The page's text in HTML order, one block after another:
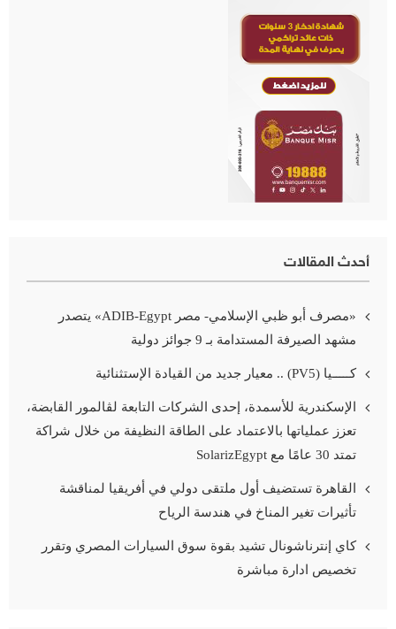
أحدث المقالات
«مصرف أبو ظبي الإسلامي- مصر ADIB-Egypt» يتصدر
مشهد الصيرفة المستدامة بـ 9 جوائز دولية
كـــــيا (PV5) .. معيار جديد من القيادة الإستثنائية
الإسكندرية للأسمدة، إحدى الشركات التابعة لڤالمور القابضة،
تعزز عملياتها بالاعتماد على الطاقة النظيفة من خلال شراكة
تمتد 30 عامًا مع SolarizEgypt
القاهرة تستضيف أول ملتقى دولي في أفريقيا لمناقشة
تأثيرات تغير المناخ في هندسة الرياح
كاي إنترناشونال تشيد بقوة سوق السيارات المصري وتقرر
تخصيص ادارة مباشرة